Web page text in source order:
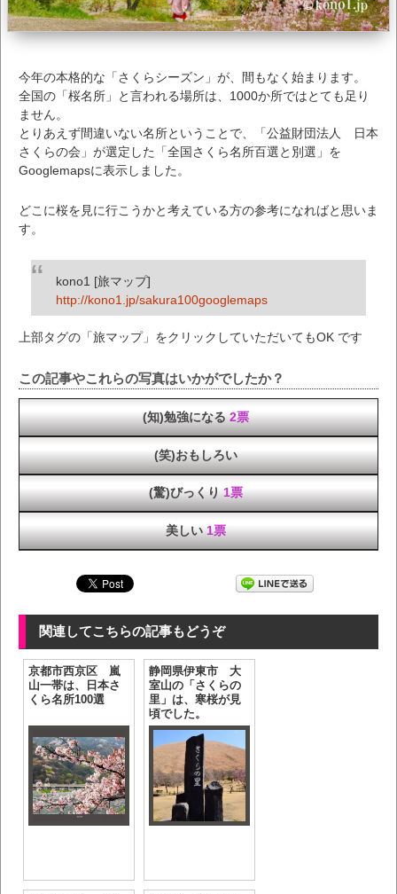
今年の本格的な「さくらシーズン」が、間もなく始まります。
全国の「桜名所」と言われる場所は、1000か所ではとても足り
ません。
とりあえず間違いない名所ということで、「公益財団法人 日本
さくらの会」が選定した「全国さくら名所百選と別選」を
Googlemapsに表示しました。
どこに桜を見に行こうかと考えている方の参考になればと思いま
す。
kono1 [旅マップ]
http://kono1.jp/sakura100googlemaps
上部タグの「旅マップ」をクリックしていただいてもOK です
この記事やこれらの写真はいかがでしたか？
(知)勉強になる 2票
(笑)おもしろい
(驚)びっくり 1票
美しい 1票
関連してこちらの記事もどうぞ
京都市西京区 嵐
山一帯は、日本さ
くら名所100選
静岡県伊東市 大
室山の「さくらの
里」は、寒桜が見
頃でした。